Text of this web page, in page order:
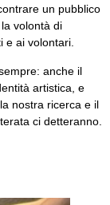
un pubblico
volontà di
e ai volontari.
anche il
artistica, e
nostra ricerca e il
ci detteranno.